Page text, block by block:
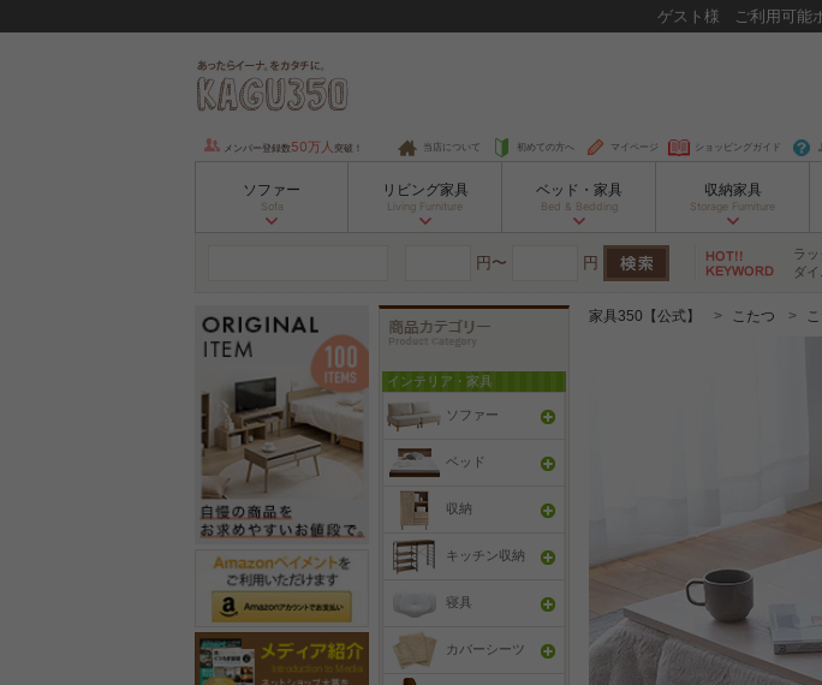
ゲスト 様 ご利用可能
メンバー登録数 50万人 突破！ 当店について 初めての方へ マイページ ショッピングガイド
ソファー
Sofa
リビング家具
Living Furniture
ベッド・家具
Bed & Bedding
収納家具
Storage Furniture
円〜 円 ラッ
ダ
インテリア・家具
ソファー
ベッド
収納
キッチン収納
寝具
カバーシーツ
家具350【公式】 こたつ